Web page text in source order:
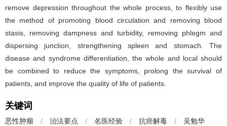
remove depression throughout the whole process, to flexibly use
the method of promoting blood circulation and removing blood
stasis, removing dampness and turbidity, removing phlegm and
dispersing junction, strengthening spleen and stomach. The
disease and syndrome differentiation, the whole and local should
be combined to reduce the symptoms, prolong the survival of
patients, and improve the quality of life of patients.
关键词
恶性肿瘤 / 治法要点 / 名医经验 / 抗癌解毒 / 吴勉华